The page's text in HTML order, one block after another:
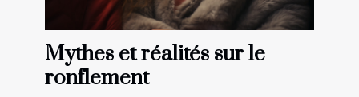
Mythes et réalités sur le
ronflement